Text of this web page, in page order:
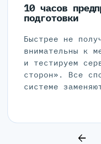
10 часов
подготовки
Быстрее не
внимательны к
и тестируем
сторон». Все
системе